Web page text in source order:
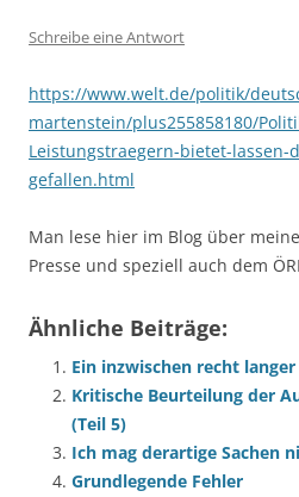
Schreibe eine Antwort
https://www.welt.de/politik/
martenstein/plus255858180/
Leistungstraegern-bietet-lassen-
gefallen.html
Man lese hier im Blog über
Presse und speziell auch dem
Ähnliche Beiträge:
Ein inzwischen recht langer
Kritische Beurteilung der
(Teil 5)
Ich mag derartige Sachen
Grundlegende Fehler